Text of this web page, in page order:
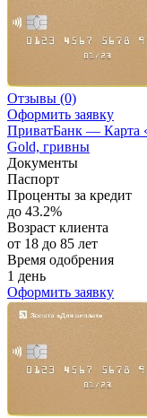
Отзывы (0)
Оформить заявку
ПриватБанк — Карта
Gold, гривны
Документы
Паспорт
Проценты за кредит
до 43.2%
Возраст клиента
от 18 до 85 лет
Время одобрения
1 день
Оформить заявку